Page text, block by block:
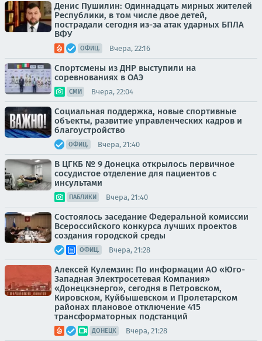
Денис Пушилин: Одиннадцать мирных жителей
Республики, в том числе двое детей,
пострадали сегодня из-за атак ударных БПЛА
ВФУ
ОФИЦ. Вчера, 22:16
Спортсмены из ДНР выступили на
соревнованиях в ОАЭ
СМИ Вчера, 22:04
Социальная поддержка, новые спортивные
объекты, развитие управленческих кадров и
благоустройство
ОФИЦ. Вчера, 21:40
В ЦГКБ № 9 Донецка открылось первичное
сосудистое отделение для пациентов с
инсультами
ПАБЛИКИ Вчера, 21:40
Состоялось заседание Федеральной комиссии
Всероссийского конкурса лучших проектов
создания городской среды
ОФИЦ. Вчера, 21:28
Алексей Кулемзин: По информации АО «Юго-
Западная Электросетевая Компания»
«Донецкэнерго», сегодня в Петровском,
Кировском, Куйбышевском и Пролетарском
районах плановое отключение 415
трансформаторных подстанций
ДОНЕЦК Вчера, 21:28